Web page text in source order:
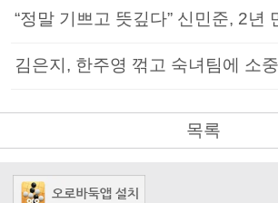
“정말 기쁘고 뜻깊다” 신민준, 2년
김은지, 한주영 꺾고 숙녀팀에 소
목록